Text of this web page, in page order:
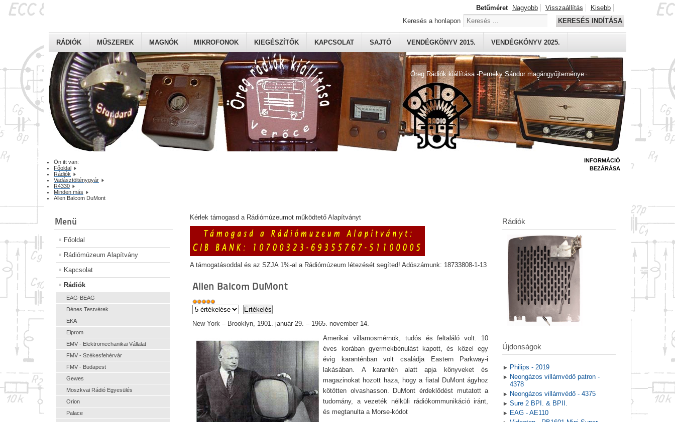
Öreg Rádiók kiállítása -Perneky Sándor magángyűjteménye
RÁDIÓK MŰSZEREK MAGNÓK MIKROFONOK KIEGÉSZÍTŐK KAPCSOLAT SAJTÓ VENDÉGKÖNYV 2015. VENDÉGKÖNYV 2025.
Betűméret Nagyobb Visszaállítás
Kisebb
Keresés a honlapon
KERESÉS INDÍTÁSA
Ön itt van:
Főoldal
Rádiók
Vadásztölténygyár
R4330
Minden más
Allen Balcom DuMont
Menü
Főoldal
Rádiómúzeum Alapítvány
Kapcsolat
Rádiók
EAG-BEAG
Dénes Testvérek
EKA
Elprom
EMV - Elektromechanikai Vállalat
FMV - Székesfehérvár
FMV - Budapest
Gewes
Moszkvai Rádió Egyesülés
Orion
Palace
Kérlek támogasd a Rádiómúzeumot működtető Alapítványt
A támogatásoddal és az SZJA 1%-al a Rádiómúzeum létezését segíted! Adószámunk: 18733808-1-13
Allen Balcom DuMont
New York – Brooklyn, 1901. január 29. – 1965. november 14.
Amerikai villamosmérnök, tudós és feltaláló volt. 10
éves korában gyermekbénulást kapott, és közel egy
évig karanténban volt családja Eastern Parkway-i
lakásában. A karantén alatt apja könyveket és
magazinokat hozott haza, hogy a fiatal DuMont ágyhoz
kötötten olvashasson. DuMont érdeklődést mutatott a
tudomány, a vezeték nélküli rádiókommunikáció iránt,
és megtanulta a Morse-kódot
INFORMÁCIÓ
BEZÁRÁSA
Rádiók
Újdonságok
Philips - 2019
Neongázos villámvédő patron -
4378
Neongázos villámvédő - 4375
Sure 2 BPI. & BPII.
EAG - AE110